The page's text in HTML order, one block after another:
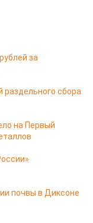
за
сбора
на Первый
почвы в Диксоне